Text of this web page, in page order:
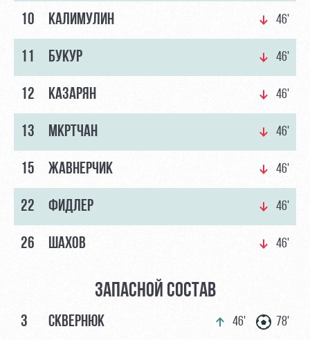
10 КАЛИМУЛИН 46'
11 БУКУР 46'
12 КАЗАРЯН 46'
13 МКРТЧАН 46'
15 ЖАВНЕРЧИК 46'
22 ФИДЛЕР 46'
26 ШАХОВ 46'
ЗАПАСНОЙ СОСТАВ
3 СКВЕРНЮК 46' 78'